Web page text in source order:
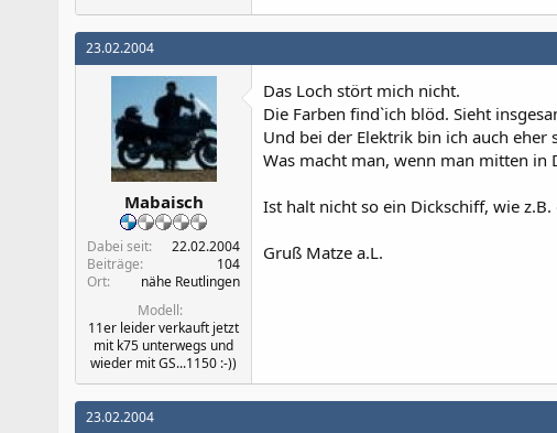
23.02.2004
Mabaisch
Dabei seit
22.02.2004
Beiträge
104
Ort
nähe Reutlingen
Modell
11er leider verkauft jetzt
mit k75 unterwegs und
wieder mit GS...1150 :-))
Das Loch stört mich nicht.
Die Farben find`ich blöd. Sieht
Und bei der Elektrik bin ich auch eher
Was macht man, wenn man mitten in
Ist halt nicht so ein Dickschiff, wie z.B.
Gruß Matze a.L.
23.02.2004